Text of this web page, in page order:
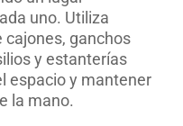
uno. Utiliza
cajones, ganchos
y estanterías
espacio y mantener
la mano.